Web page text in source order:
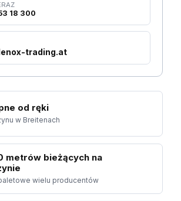
18 300
trading.at
od ręki
w Breitenach
metrów bieżących na
wielu producentów